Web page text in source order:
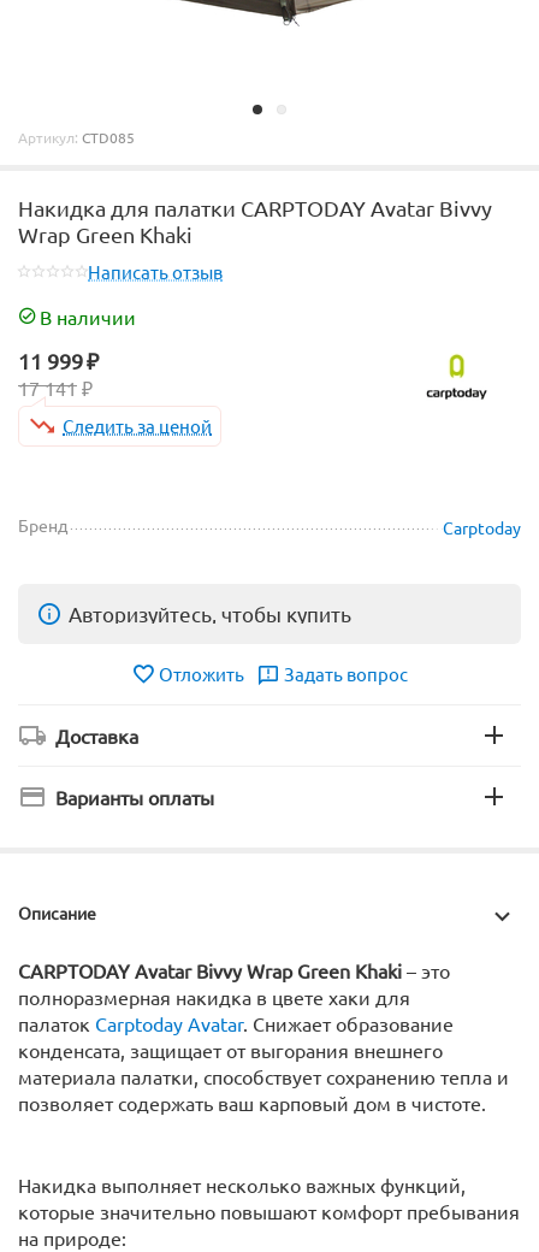
Артикул: CTD085
Накидка для палатки CARPTODAY Avatar Bivvy
Wrap Green Khaki
Написать отзыв
В наличии
11 999₽
17 141 ₽
Следить за ценой
Бренд Carptoday
Авторизуйтесь, чтобы купить
Отложить Задать вопрос
Доставка
Варианты оплаты
Описание
CARPTODAY Avatar Bivvy Wrap Green Khaki – это
полноразмерная накидка в цвете хаки для
палаток Carptoday Avatar. Снижает образование
конденсата, защищает от выгорания внешнего
материала палатки, способствует сохранению тепла и
позволяет содержать ваш карповый дом в чистоте.
Накидка выполняет несколько важных функций,
которые значительно повышают комфорт пребывания
на природе: